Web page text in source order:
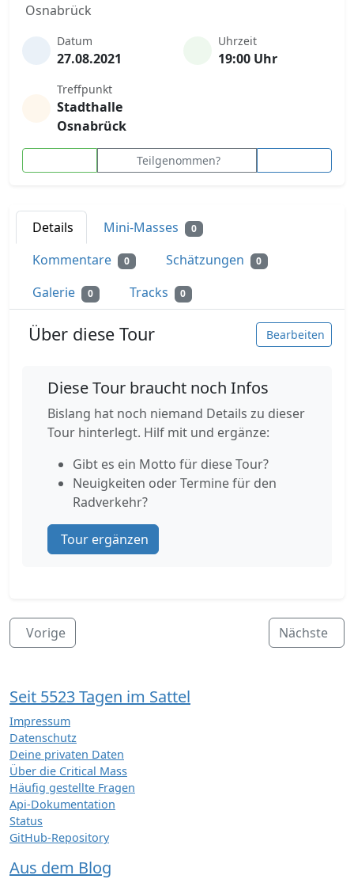
Osnabrück
Datum
27.08.2021
Uhrzeit
19:00 Uhr
Treffpunkt
Stadthalle
Osnabrück
Teilgenommen?
Details Mini-Masses 0
Kommentare 0 Schätzungen 0
Galerie 0 Tracks 0
Über diese Tour Bearbeiten
Diese Tour braucht noch Infos
Bislang hat noch niemand Details zu dieser
Tour hinterlegt. Hilf mit und ergänze:
Gibt es ein Motto für diese Tour?
Neuigkeiten oder Termine für den
Radverkehr?
Tour ergänzen
Vorige Nächste
Seit 5523 Tagen im Sattel
Impressum
Datenschutz
Deine privaten Daten
Über die Critical Mass
Häufig gestellte Fragen
Api-Dokumentation
Status
GitHub-Repository
Aus dem Blog